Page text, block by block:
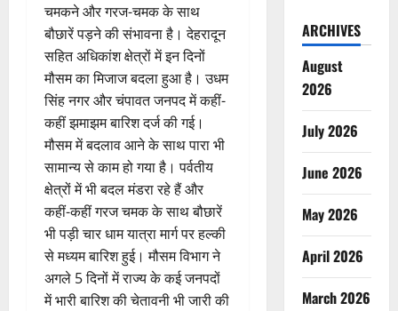
चमकने और गरज-चमक के साथ
बौछारें पड़ने की संभावना है। देहरादून
सहित अधिकांश क्षेत्रों में इन दिनों
मौसम का मिजाज बदला हुआ है। उधम
सिंह नगर और चंपावत जनपद में कहीं-
कहीं झमाझम बारिश दर्ज की गई।
मौसम में बदलाव आने के साथ पारा भी
सामान्य से काम हो गया है। पर्वतीय
क्षेत्रों में भी बदल मंडरा रहे हैं और
कहीं-कहीं गरज चमक के साथ बौछारें
भी पड़ी चार धाम यात्रा मार्ग पर हल्की
से मध्यम बारिश हुई। मौसम विभाग ने
अगले 5 दिनों में राज्य के कई जनपदों
में भारी बारिश की चेतावनी भी जारी की
ARCHIVES
August
2026
July 2026
June 2026
May 2026
April 2026
March 2026